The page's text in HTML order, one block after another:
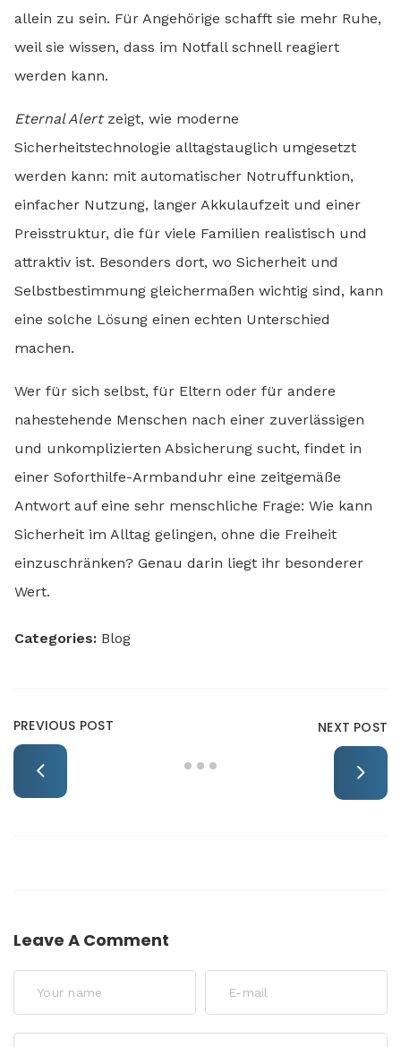
allein zu sein. Für Angehörige schafft sie mehr Ruhe,
weil sie wissen, dass im Notfall schnell reagiert
werden kann.
Eternal Alertzeigt, wie moderne
Sicherheitstechnologie alltagstauglich umgesetzt
werden kann: mit automatischer Notruffunktion,
einfacher Nutzung, langer Akkulaufzeit und einer
Preisstruktur, die für viele Familien realistisch und
attraktiv ist. Besonders dort, wo Sicherheit und
Selbstbestimmung gleichermaßen wichtig sind, kann
eine solche Lösung einen echten Unterschied
machen.
Wer für sich selbst, für Eltern oder für andere
nahestehende Menschen nach einer zuverlässigen
und unkomplizierten Absicherung sucht, findet in
einer Soforthilfe-Armbanduhr eine zeitgemäße
Antwort auf eine sehr menschliche Frage: Wie kann
Sicherheit im Alltag gelingen, ohne die Freiheit
einzuschränken? Genau darin liegt ihr besonderer
Wert.
Categories: Blog
PREVIOUS POST NEXT POST
Leave A Comment